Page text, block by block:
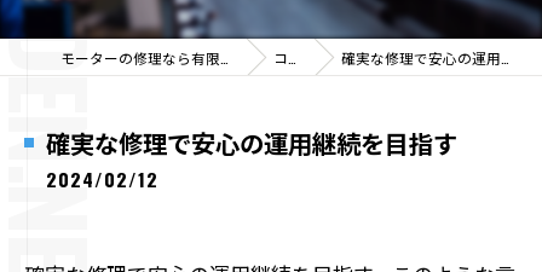
コラム 確実な修理で安心の運用継続を目指す
確実な修理で安心の運用継続を目指す
2024/02/12